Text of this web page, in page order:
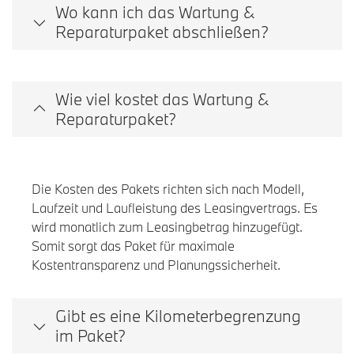
Wo kann ich das Wartung &
Reparaturpaket abschließen?
Wie viel kostet das Wartung &
Reparaturpaket?
Die Kosten des Pakets richten sich nach Modell,
Laufzeit und Laufleistung des Leasingvertrags. Es
wird monatlich zum Leasingbetrag hinzugefügt.
Somit sorgt das Paket für maximale
Kostentransparenz und Planungssicherheit.
Gibt es eine Kilometerbegrenzung
im Paket?